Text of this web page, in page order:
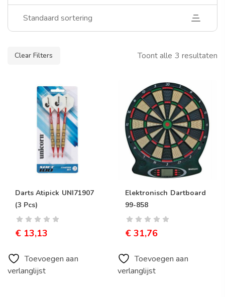
Standaard sortering
Clear Filters Toont alle 3 resultaten
Actiefiguren Barbie
Darts Atipick UNI71907
(3 Pcs)
€ 13,13
Toevoegen aan
verlanglijst
Elektronisch Dartboard
99-858
€ 31,76
Toevoegen aan
verlanglijst